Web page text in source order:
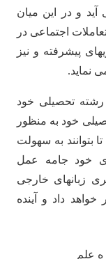
و در این میان
اجتماعی در
پیشرفته و نیز
تحصیلی خود
خود به منظور
به سهولت
خود جامه عمل
خارجی
داد و آینده